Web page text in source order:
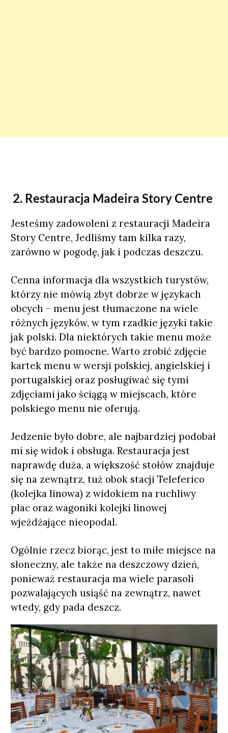
2. Restauracja Madeira Story Centre
Jesteśmy zadowoleni z restauracji Madeira
Story Centre, Jedliśmy tam kilka razy,
zarówno w pogodę, jak i podczas deszczu.
Cenna informacja dla wszystkich turystów,
którzy nie mówią zbyt dobrze w językach
obcych – menu jest tłumaczone na wiele
różnych języków, w tym rzadkie języki takie
jak polski. Dla niektórych takie menu może
być bardzo pomocne. Warto zrobić zdjęcie
kartek menu w wersji polskiej, angielskiej i
portugalskiej oraz posługiwać się tymi
zdjęciami jako ściągą w miejscach, które
polskiego menu nie oferują.
Jedzenie było dobre, ale najbardziej podobał
mi się widok i obsługa. Restauracja jest
naprawdę duża, a większość stołów znajduje
się na zewnątrz, tuż obok stacji Teleferico
(kolejka linowa) z widokiem na ruchliwy
plac oraz wagoniki kolejki linowej
wjeżdżające nieopodal.
Ogólnie rzecz biorąc, jest to miłe miejsce na
słoneczny, ale także na deszczowy dzień,
ponieważ restauracja ma wiele parasoli
pozwalających usiąść na zewnątrz, nawet
wtedy, gdy pada deszcz.